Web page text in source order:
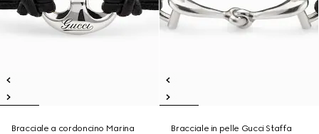
Bracciale a cordoncino Marina
Bracciale in pelle Gucci Staffa